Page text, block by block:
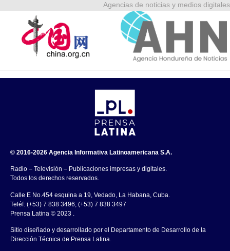
Agencias de noticias y medios digitales
© 2016-2026 Agencia Informativa Latinoamericana S.A.
Radio – Televisión – Publicaciones impresas y digitales.
Todos los derechos reservados.
Calle E No.454 esquina a 19, Vedado, La Habana, Cuba.
Teléf: (+53) 7 838 3496, (+53) 7 838 3497
Prensa Latina © 2023 .
Sitio diseñado y desarrollado por el Departamento de Desarrollo de la
Dirección Técnica de Prensa Latina.